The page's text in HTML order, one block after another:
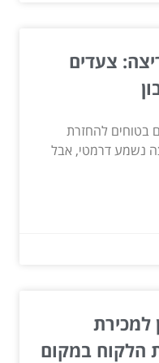
צעדים
בטוחים להחזרת
נשמע דרמטי, אבל
למכירת
הלקוח במקום